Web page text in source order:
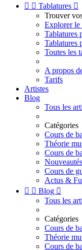
  Tablatures 
Trouver
Explorer le
Tablatures
Tablatures
Toutes les
A propos
Tarifs
Artistes
Blog
Tous les
Catégories
Cours de
Théorie
Cours de
Cours de
Actus &
  Blog 
Tous les
Catégories
Cours de
Théorie
Cours de